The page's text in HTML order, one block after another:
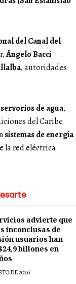
del Canal del
Ángelo Bacci
, autoridades
de agua,
del Caribe
sistemas de energía
la red eléctrica
advierte que
inconclusas de
usuarios han
billones en
DE 2026